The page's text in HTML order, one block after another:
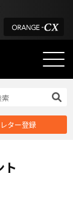
ター登録